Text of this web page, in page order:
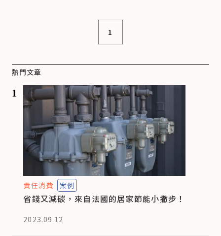
1
熱門文章
1
責任消費 案例
省錢又減碳，來自法國的居家節能小撇步！
2023.09.12